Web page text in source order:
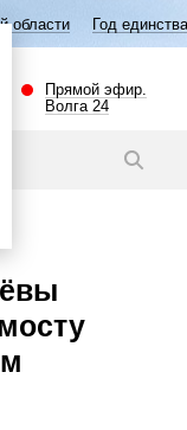
народов России
Прямой эфир.
Волга 24